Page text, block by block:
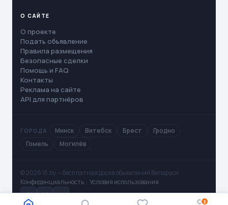
3
О САЙТЕ
О проекте
Подать объявление
Правила размещения
Безопасные сделки
Помощь и FAQ
Контакты
Реклама на сайте
API для партнёров
ГОРОДА Минск Витебск Брест
Гродно
Гомель
Могилёв
© 2026 15.by — бесплатная доска объявлений Беларуси. ·
Конфиденциальность · Условия использования
✈ V ◻